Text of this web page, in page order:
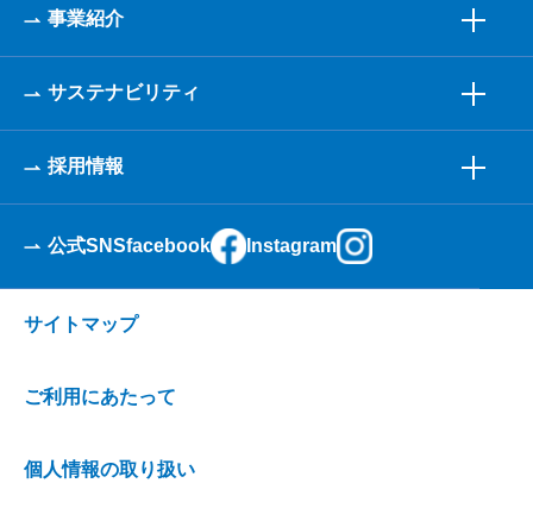
事業紹介
サステナビリティ
採用情報
公式SNSfacebook Instagram
サイトマップ
ご利用にあたって
個人情報の取り扱い